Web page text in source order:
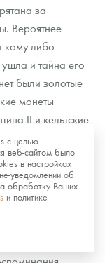
за
Вероятнее
кому-либо
и тайна его
были золотые
монеты
II и кельтские
широкий
заметили,
могилу».
для
находки. Если
—
с целью
веб-сайтом было
в настройках
уведомлении об
обработку Ваших
и политике